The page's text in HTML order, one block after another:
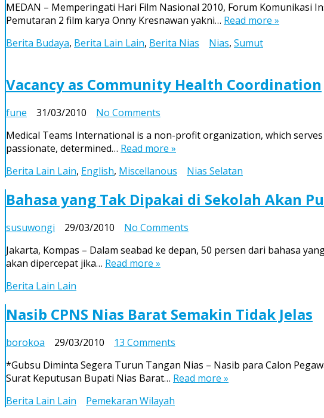
Film
Nasional
2010
Bangkitkan
MEDAN – Memperingati Hari Film Nasional 2010, Forum Komunikasi
Pemutaran 2 film karya Onny Kresnawan yakni… Read more »
Berita Budaya, Berita Lain Lain, Berita Nias Nias, Sumut
Vacancy as Community Health Coordination
fune 31/03/2010 No Comments
as
Community
Health
Coordination
Medical Teams International is a non-profit organization, which
passionate, determined… Read more »
Berita Lain Lain, English, Miscellanous Nias Selatan
Bahasa yang Tak Dipakai di Sekolah Akan
susuwongi 29/03/2010 No Comments
yang
Akan
Jakarta, Kompas – Dalam seabad ke depan, 50 persen dari bahasa
akan dipercepat jika… Read more »
Berita Lain Lain
Nasib CPNS Nias Barat Semakin Tidak Jelas
borokoa 29/03/2010 13 Comments
CPNS
Nias
*Gubsu Diminta Segera Turun Tangan Nias – Nasib para Calon
Surat Keputusan Bupati Nias Barat… Read more »
Berita Lain Lain
Pemekaran Wilayah